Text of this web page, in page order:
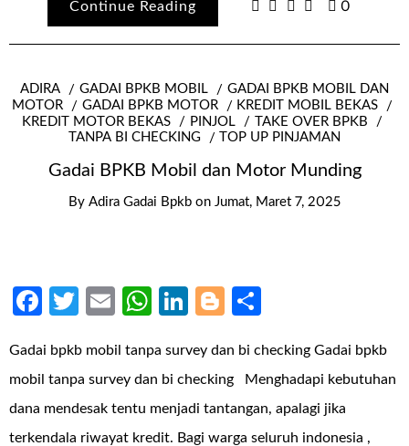
Continue Reading 0
ADIRA GADAI BPKB MOBIL
GADAI BPKB MOBIL DAN
MOTOR
GADAI BPKB MOTOR
KREDIT MOBIL BEKAS
KREDIT MOTOR BEKAS
PINJOL
TAKE OVER BPKB
TANPA BI CHECKING
TOP UP PINJAMAN
Gadai BPKB Mobil dan Motor Munding
By Adira Gadai Bpkb on Jumat, Maret 7, 2025
Facebook
Twitter
EmailWhatsApp
LinkedIn
Blogger
Gadai bpkb mobil tanpa survey dan bi checking Gadai bpkb
mobil tanpa survey dan bi checking Menghadapi kebutuhan
dana mendesak tentu menjadi tantangan, apalagi jika
terkendala riwayat kredit. Bagi warga seluruh indonesia ,